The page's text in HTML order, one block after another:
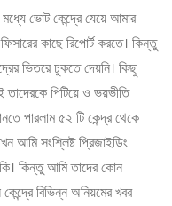
ভোট কেন্দ্রে যেয়ে আমার
কাছে রিপোর্ট করতে। কিন্তু
ভিতরে ঢুকতে দেয়নি। কিছু
পিটিয়ে ও ভয়ভীতি
পারলাম ৫২ টি কেন্দ্র থেকে
আমি সংশ্লিষ্ট প্রিজাইডিং
কিন্তু আমি তাদের কোন
বিভিন্ন অনিয়মের খবর